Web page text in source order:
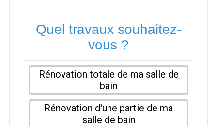
Quel travaux souhaitez-
vous ?
Rénovation totale de ma salle de
bain
Rénovation d'une partie de ma
salle de bain